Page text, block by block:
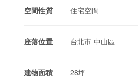
空間性質 住宅空間
座落位置 台北市 中山區
建物面積 28坪